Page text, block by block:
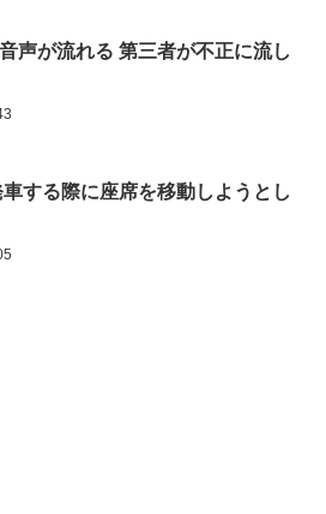
声が流れる 第三者が不正に流し
する際に座席を移動しようとし